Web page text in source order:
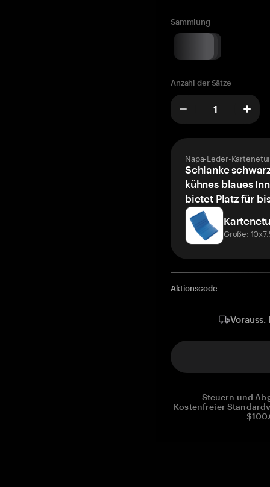
Sammlung
Anzahl der Sätze
Napa-Leder-
Schlanke
kühnes blaues
bietet Platz für
Größe:
Aktionscode
Steuern und
Kostenfreier